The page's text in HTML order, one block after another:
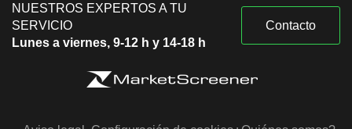
NUESTROS EXPERTOS A TU
SERVICIO
Lunes a viernes, 9-12 h y 14-18 h
Contacto